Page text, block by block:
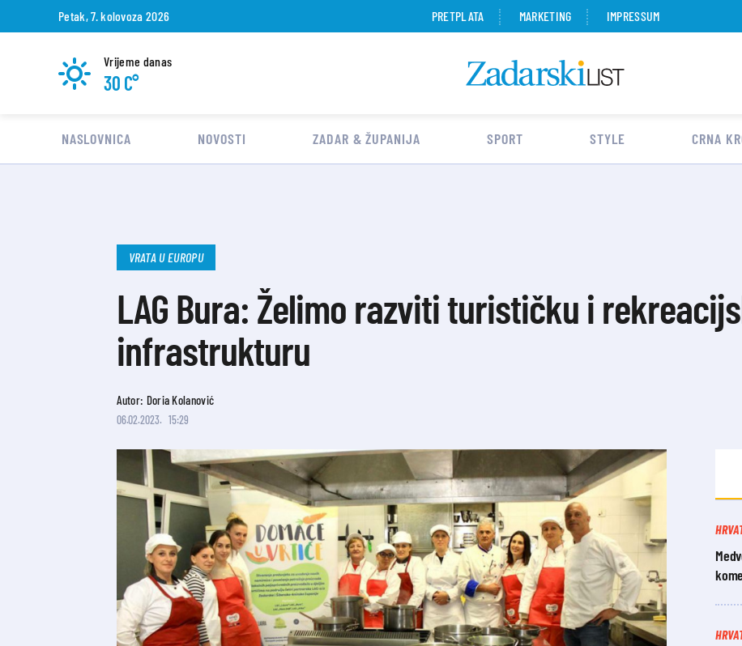
Petak, 7. kolovoza 2026 PRETPLATA MARKETING IMPRESSUM
Vrijeme danas
30 C°
NASLOVNICA NOVOSTI ZADAR & ŽUPANIJA SPORT STYLE CRNA
VRATA U EUROPU
LAG Bura: Želimo razviti turističku i
infrastrukturu
Autor: Doria Kolanović
06.02.2023. 15:29